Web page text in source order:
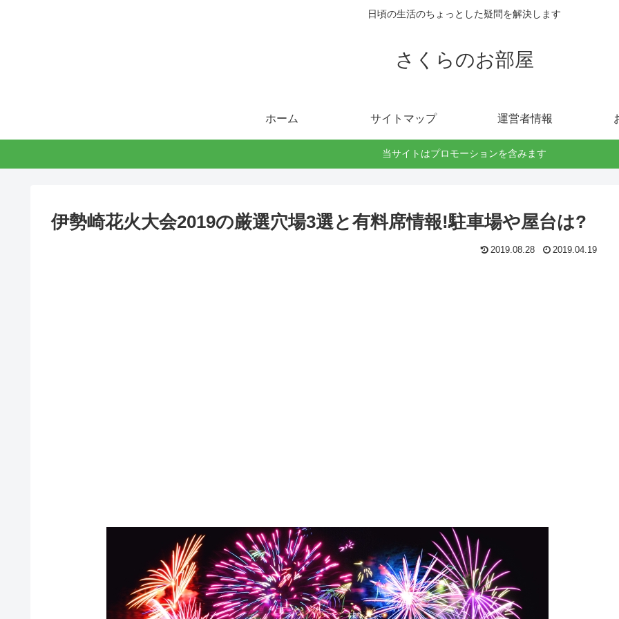
日頃の生活のちょっとした疑問を解決します
さくらのお部屋
ホーム サイトマップ 運営者情報
当サイトはプロモーションを含みます
伊勢崎花火大会2019の厳選穴場3選と有料席情報!駐車場や屋台は?
2019.08.28 2019.04.19